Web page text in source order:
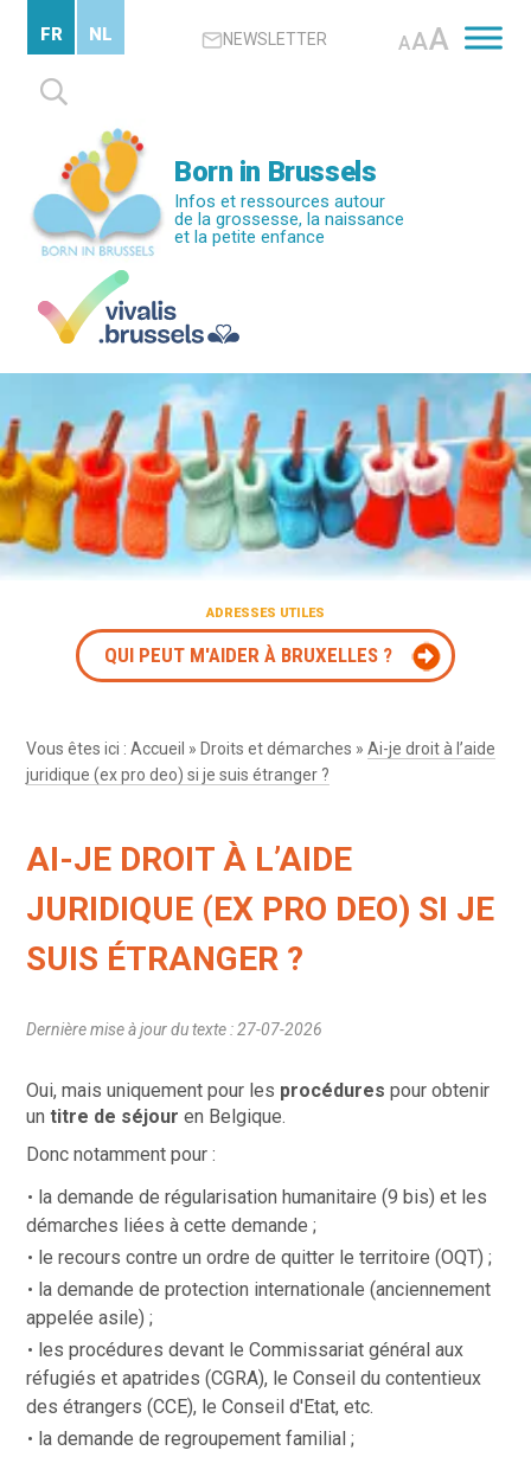
contenu
principal
NEWSLETTER AAA
Rechercher :
FR NL
Born in Brussels
Infos et ressources autour
de la grossesse, la naissance
et la petite enfance
ADRESSES UTILES
QUI PEUT M'AIDER À BRUXELLES ?
Vous êtes ici :Accueil » Droits et démarches »Ai-je droit à l’aide
juridique (ex pro deo) si je suis étranger ?
AI-JE DROIT À L’AIDE
JURIDIQUE (EX PRO DEO) SI JE
SUIS ÉTRANGER ?
Dernière mise à jour du texte : 27-07-2026
Oui, mais uniquement pour les procédures pour obtenir
untitre de séjour en Belgique.
Donc notamment pour :
la demande de régularisation humanitaire (9 bis) et les
démarches liées à cette demande ;
le recours contre un ordre de quitter le territoire (OQT) ;
la demande de protection internationale (anciennement
appelée asile) ;
les procédures devant le Commissariat général aux
réfugiés et apatrides (CGRA), le Conseil du contentieux
des étrangers (CCE), le Conseil d'Etat, etc.
la demande de regroupement familial ;